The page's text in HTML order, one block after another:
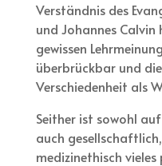
Verständnis des
und Johannes Calvin
gewissen
überbrückbar und
Verschiedenheit als
Seither ist sowohl
auch
medizinethisch vieles